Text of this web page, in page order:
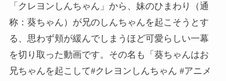
「クレヨンしんちゃん」から、妹のひまわり（通
称：葵ちゃん）が兄のしんちゃんを起こそうとす
る、思わず頬が緩んでしまうほど可愛らしい一幕
を切り取った動画です。その名も「葵ちゃんはお
兄ちゃんを起こして#クレヨンしんちゃん #アニメ